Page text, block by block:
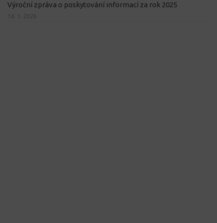
Výroční zpráva o poskytování informací za rok 2025
14. 1. 2026